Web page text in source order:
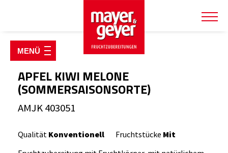
SHOP & PRODUKTE
Fruchtzubereitungen
Fruchtsirupe & Konzentrate
Joghurt Starterpakete
Kulturen & Labextrakt
APFEL KIWI MELONE
(SOMMERSAISONSORTE)
AMJK 403051
Qualität Konventionell Fruchtstücke Mit